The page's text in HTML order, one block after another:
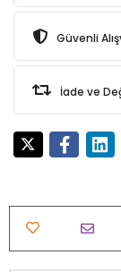
Güvenli
İade ve